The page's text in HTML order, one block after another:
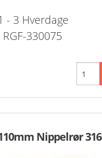
- 3 Hverdage
330075
Nippelrør 316